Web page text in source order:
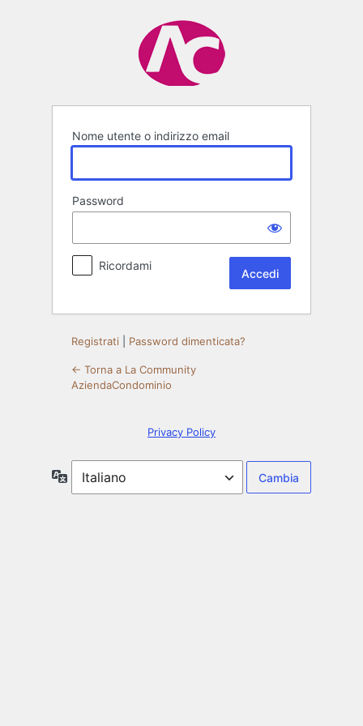
Nome utente o indirizzo email
Password
Ricordami
Registrati Password dimenticata?
← Torna a La Community
AziendaCondominio
Privacy Policy
Lingua